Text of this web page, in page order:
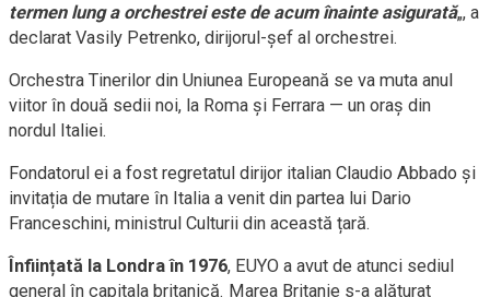
termen lung a orchestrei este de acum înainte asigurată„, a
declarat Vasily Petrenko, dirijorul-șef al orchestrei.
Orchestra Tinerilor din Uniunea Europeană se va muta anul
viitor în două sedii noi, la Roma și Ferrara — un oraș din
nordul Italiei.
Fondatorul ei a fost regretatul dirijor italian Claudio Abbado și
invitația de mutare în Italia a venit din partea lui Dario
Franceschini, ministrul Culturii din această țară.
Înființată la Londra în 1976, EUYO a avut de atunci sediul
general în capitala britanică. Marea Britanie s-a alăturat